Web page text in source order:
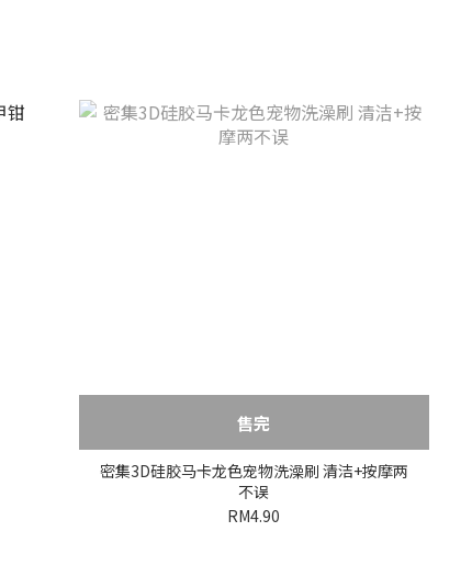
售完
密集3D硅胶马卡龙色宠物洗澡刷 清洁+按摩两
不误
RM4.90